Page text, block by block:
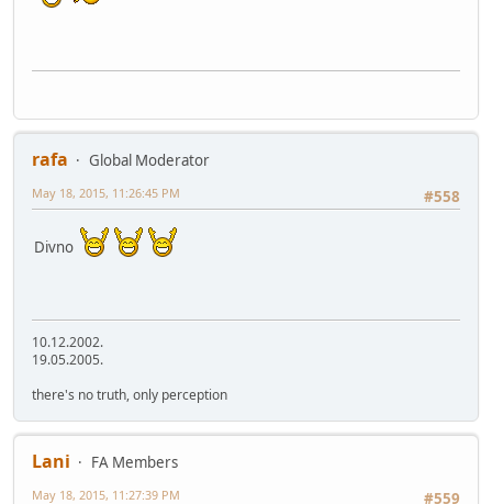
rafa
Global Moderator
#558
May 18, 2015, 11:26:45 PM
Divno
10.12.2002.
19.05.2005.
there's no truth, only perception
Lani
FA Members
#559
May 18, 2015, 11:27:39 PM